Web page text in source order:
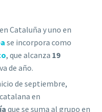
Cataluña y uno en
se incorpora como
, que alcanza 19
de año.
de septiembre,
en
que se suma al grupo en